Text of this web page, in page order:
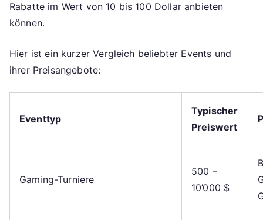
Rabatte im Wert von 10 bis 100 Dollar anbieten
können.
Hier ist ein kurzer Vergleich beliebter Events und
ihrer Preisangebote:
Eventtyp
Typischer
Preiswert
Gaming-Turniere
500 –
10’000 $